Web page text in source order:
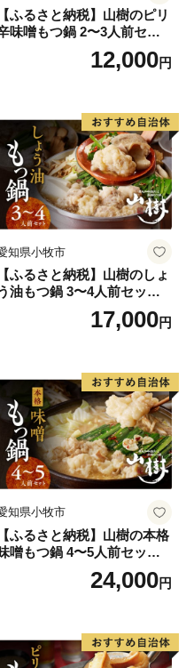
【ふるさと納税】山樹のピリ
味噌もつ鍋 2〜3人前セッ
ト 山樹 国産 牛もつ ホルモン
モツ オンライン飲み会 ホー
間
12,000円
知県小牧市
【ふるさと納税】山樹のしょ
油もつ鍋 3〜4人前セット
山樹 国産 牛もつ ホルモン モ
ツ オンライン飲み会 ホーム
17,000円
知県小牧市
【ふるさと納税】山樹の本格
噌もつ鍋 4〜5人前セット
山樹 国産 牛もつ ホルモン モ
ツ オンライン飲み会 ホーム
24,000円